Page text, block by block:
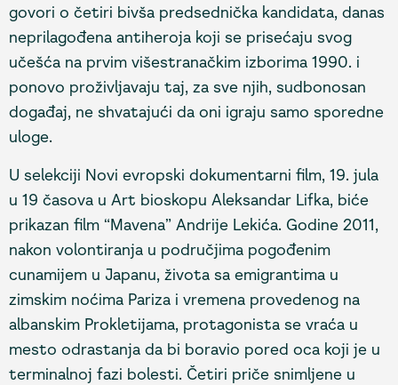
govori o četiri bivša predsednička kandidata, danas
neprilagođena antiheroja koji se prisećaju svog
učešća na prvim višestranačkim izborima 1990. i
ponovo proživljavaju taj, za sve njih, sudbonosan
događaj, ne shvatajući da oni igraju samo sporedne
uloge.
U selekciji Novi evropski dokumentarni film, 19. jula
u 19 časova u Art bioskopu Aleksandar Lifka, biće
prikazan film “Mavena” Andrije Lekića. Godine 2011,
nakon volontiranja u područjima pogođenim
cunamijem u Japanu, života sa emigrantima u
zimskim noćima Pariza i vremena provedenog na
albanskim Prokletijama, protagonista se vraća u
mesto odrastanja da bi boravio pored oca koji je u
terminalnoj fazi bolesti. Četiri priče snimljene u